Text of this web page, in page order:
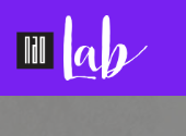
Pular